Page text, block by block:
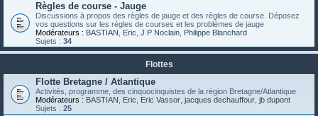
Règles de course - Jauge
Discussions à propos des règles de jauge et des règles de course. Déposez
vos questions sur les règles de courses et les problèmes de jauge
Modérateurs : BASTIAN Eric J P Noclain Philippe Blanchard
Sujets : 34
Flottes
Flotte Bretagne / Atlantique
Activités, programme, des cinquocinquistes de la région Bretagne/Atlantique
Modérateurs : BASTIAN Eric Eric Vassor jacques dechauffour jb dupont
Sujets : 25